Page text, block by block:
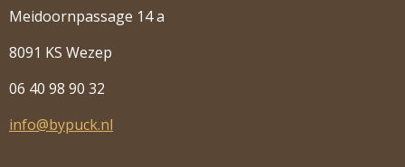
Meidoornpassage 14 a
8091 KS Wezep
06 40 98 90 32
info@bypuck.nl